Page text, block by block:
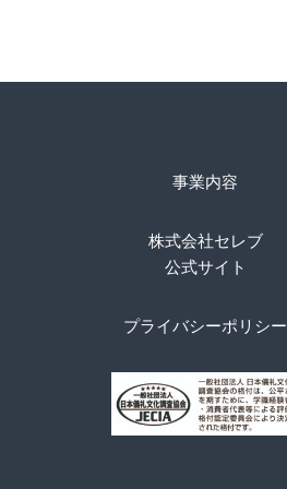
事業内容
株式会社セレブ
公式サイト
プライバシーポリシー